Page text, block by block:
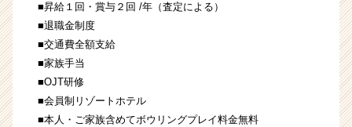
■昇給１回・賞与２回 /年（査定による）
■退職金制度
■交通費全額支給
■家族手当
■OJT研修
■会員制リゾートホテル
■本人・ご家族含めてボウリングプレイ料金無料